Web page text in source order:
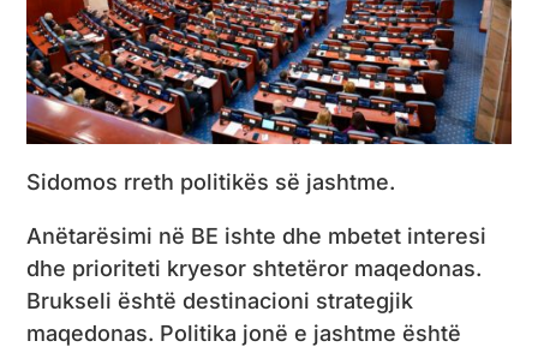
Sidomos rreth politikës së jashtme.
Anëtarësimi në BE ishte dhe mbetet interesi
dhe prioriteti kryesor shtetëror maqedonas.
Brukseli është destinacioni strategjik
maqedonas. Politika jonë e jashtme është